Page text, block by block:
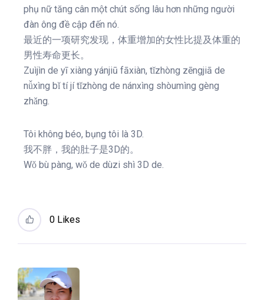
phụ nữ tăng cân một chút sống lâu hơn những người
đàn ông đề cập đến nó.
最近的一项研究发现，体重增加的女性比提及体重的
男性寿命更长。
Zuìjìn de yī xiàng yánjiū fāxiàn, tǐzhòng zēngjiā de
nǚxìng bǐ tí jí tǐzhòng de nánxìng shòumìng gèng
zhǎng.
Tôi không béo, bụng tôi là 3D.
我不胖，我的肚子是3D的。
Wǒ bù pàng, wǒ de dùzi shì 3D de.
0 Likes